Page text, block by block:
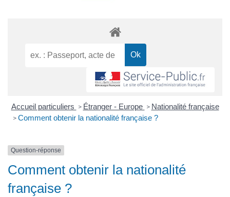
Accueil particuliers > Étranger - Europe > Nationalité française
> Comment obtenir la nationalité française ?
Question-réponse
Comment obtenir la nationalité
française ?